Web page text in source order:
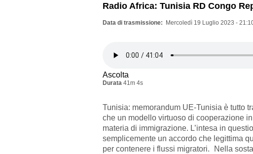
Radio Africa: Tunisia RD Congo
Data di trasmissione Mercoledì 19 Luglio 2023 -
Ascolta
Durata 41m 4s
Tunisia: memorandum UE-Tunisia è tutto
che un modello virtuoso di cooperazione in
materia di immigrazione. L’intesa in
semplicemente un accordo che legittima
per contenere i flussi migratori. Nella